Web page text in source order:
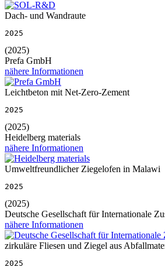
Dach- und Wandraute
2025
(2025)
Prefa GmbH
nähere Informationen
Leichtbeton mit Net-Zero-Zement
2025
(2025)
Heidelberg materials
nähere Informationen
Umweltfreundlicher Ziegelofen in Malawi
2025
(2025)
Deutsche Gesellschaft für Internationale
nähere Informationen
zirkuläre Fliesen und Ziegel aus
2025